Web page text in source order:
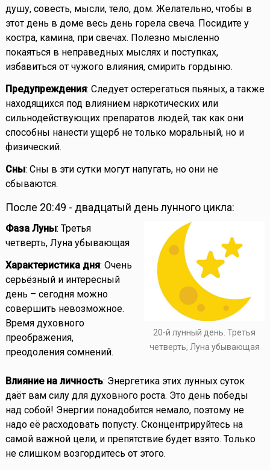
душу, совесть, мысли, тело, дом. Желательно, чтобы в
этот день в доме весь день горела свеча. Посидите у
костра, камина, при свечах. Полезно мысленно
покаяться в неправедных мыслях и поступках,
избавиться от чужого влияния, смирить гордыню.
Предупреждения: Следует остерегаться пьяных, а также
находящихся под влиянием наркотических или
сильнодействующих препаратов людей, так как они
способны нанести ущерб не только моральный, но и
физический.
Сны: Сны в эти сутки могут напугать, но они не
сбываются.
После 20:49 - двадцатый день лунного цикла:
20-й лунный день. Третья
четверть, Луна убывающая
Фаза Луны: Третья
четверть, Луна убывающая
Характеристика дня: Очень
серьёзный и интересный
день – сегодня можно
совершить невозможное.
Время духовного
преображения,
преодоления сомнений.
Влияние на личность: Энергетика этих лунных суток
даёт вам силу для духовного роста. Это день победы
над собой! Энергии понадобится немало, поэтому не
надо её расходовать попусту. Сконцентрируйтесь на
самой важной цели, и препятствие будет взято. Только
не слишком возгордитесь от этого.